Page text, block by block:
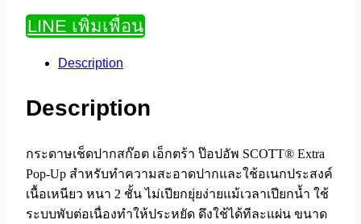
LINE เพิ่มเพื่อน
Description
Description
กระดาษเช็ดปากสก๊อต เอ็กตร้า ป๊อปอัพ SCOTT® Extra
Pop-Up สำหรับทำความสะอาดปากและใช้อเนกประสงค์
เนื้อเหนียว หนา 2 ชั้น ไม่เปียกยุ่ยง่ายแม้เวลาเปียกน้ำ ใช้
ระบบพับต่อเนื่องทำให้ประหยัด ดึงใช้ได้ทีละแผ่น ขนาด